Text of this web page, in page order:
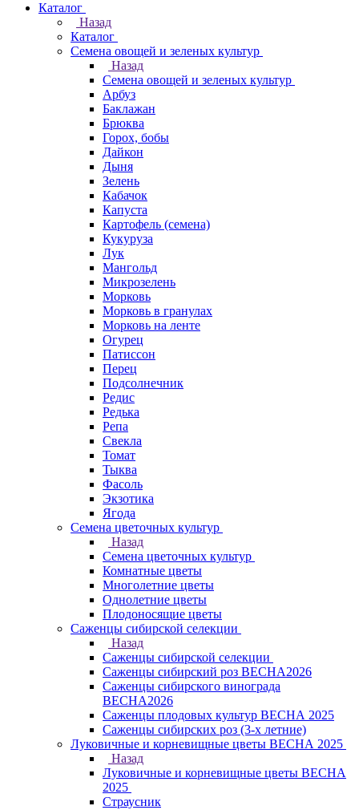
Каталог
Назад
Каталог
Семена овощей и зеленых культур
Назад
Семена овощей и зеленых культур
Арбуз
Баклажан
Брюква
Горох, бобы
Дайкон
Дыня
Зелень
Кабачок
Капуста
Картофель (семена)
Кукуруза
Лук
Мангольд
Микрозелень
Морковь
Морковь в гранулах
Морковь на ленте
Огурец
Патиссон
Перец
Подсолнечник
Редис
Редька
Репа
Свекла
Томат
Тыква
Фасоль
Экзотика
Ягода
Семена цветочных культур
Назад
Семена цветочных культур
Комнатные цветы
Многолетние цветы
Однолетние цветы
Плодоносящие цветы
Саженцы сибирской селекции
Назад
Саженцы сибирской селекции
Саженцы сибирский роз ВЕСНА2026
Саженцы сибирского винограда
ВЕСНА2026
Саженцы плодовых культур ВЕСНА 2025
Саженцы сибирских роз (3-х летние)
Луковичные и корневищные цветы ВЕСНА 2025
Назад
Луковичные и корневищные цветы ВЕСНА
2025
Страусник